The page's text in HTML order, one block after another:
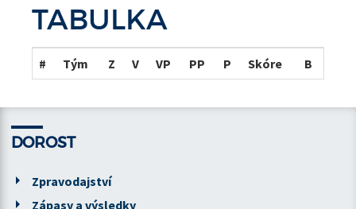
TABULKA
# Tým Z V VP PP P Skóre B
DOROST
Zpravodajství
Zápasy a výsledky